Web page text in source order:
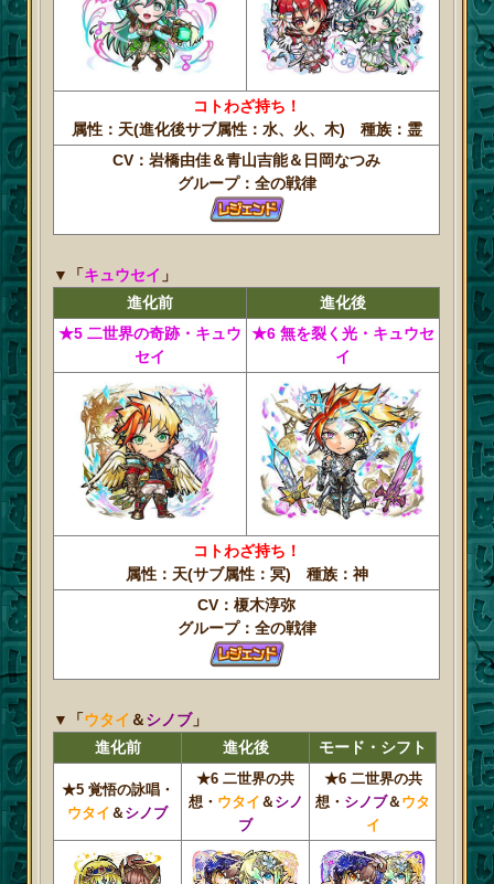
コトわざ持ち！
属性：天(進化後サブ属性：水、火、木) 種族：霊
CV：岩橋由佳＆青山吉能＆日岡なつみ
グループ：全の戦律
▼「キュウセイ 」
進化前
進化後
★5 二世界の奇跡・キュウ
セイ
★6 無を裂く光・キュウセ
イ
コトわざ持ち！
属性：天(サブ属性：冥) 種族：神
CV：榎木淳弥
グループ：全の戦律
▼「ウタイ ＆シノブ」
進化前
進化後 モード・シフト
★5 覚悟の詠唱・
ウタイ ＆ シノブ
★6 二世界の共
想・ ウタイ ＆ シノ
ブ
★6 二世界の共
想・ シノブ＆ ウタ
イ